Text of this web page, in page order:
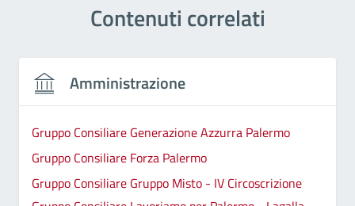
Contenuti correlati
Amministrazione
Gruppo Consiliare Generazione Azzurra Palermo
Gruppo Consiliare Forza Palermo
Gruppo Consiliare Gruppo Misto - IV Circoscrizione